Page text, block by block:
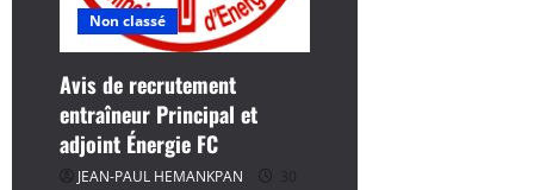
a
r
t
Non classé
Avis de recrutement
entraîneur Principal et
adjoint Énergie FC
JEAN-PAUL HEMANKPAN
30